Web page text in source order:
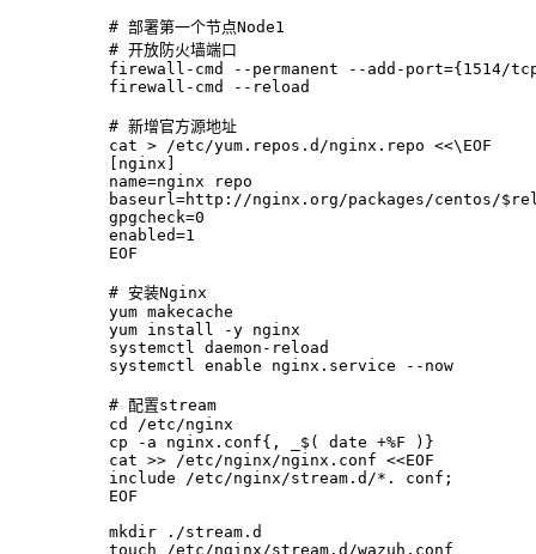
# 部署第一个节点Node1
# 开放防火墙端口
firewall-cmd --permanent --add-port={1514/
firewall-cmd --reload
# 新增官方源地址
cat > /etc/yum.repos.d/nginx.repo <<\EOF
[nginx]
name=nginx repo
baseurl=http://nginx.org/packages/centos/
gpgcheck=0
enabled=1
EOF
# 安装Nginx
yum makecache
yum install -y nginx
systemctl daemon-reload
systemctl enable nginx.service --now
# 配置stream
cd
/etc/nginx
cp -a nginx.conf{, _$( date +%F )}
cat >> /etc/nginx/nginx.conf <<EOF
include /etc/nginx/stream.d/*. conf;
EOF
mkdir ./stream.d
touch /etc/nginx/stream.d/wazuh.conf